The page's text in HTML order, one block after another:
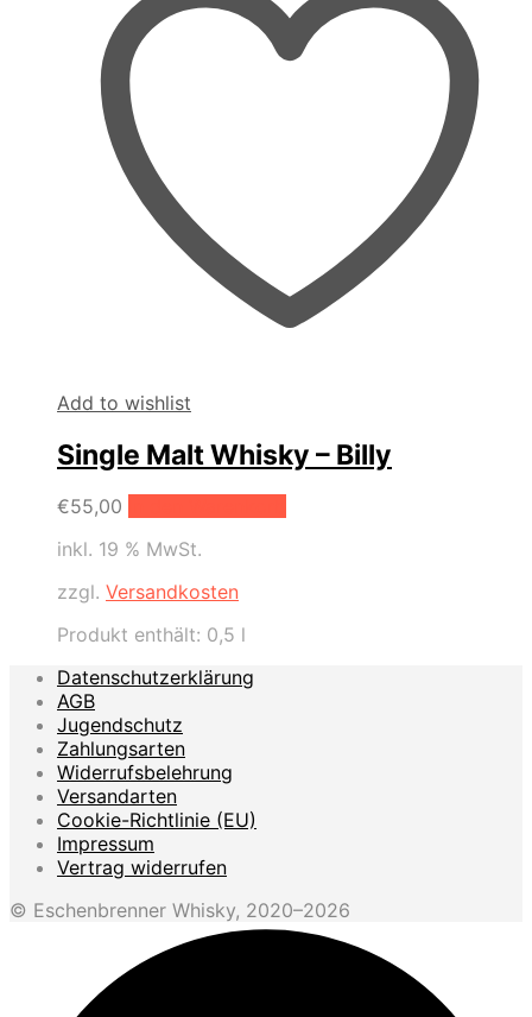
Add to wishlist
Single Malt Whisky – Billy
€55,00
inkl. 19 % MwSt.
zzgl. Versandkosten
Produkt enthält: 0,5 l
Datenschutzerklärung
AGB
Jugendschutz
Zahlungsarten
Widerrufsbelehrung
Versandarten
Cookie-Richtlinie (EU)
Impressum
Vertrag widerrufen
© Eschenbrenner Whisky, 2020–2026